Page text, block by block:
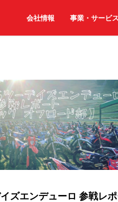
会社情報 事業・サービ
ズエンデューロ 参戦レ